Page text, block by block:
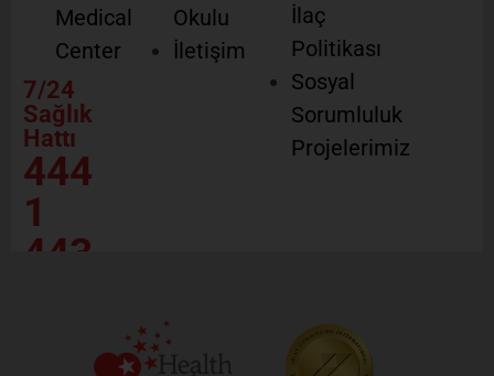
Medical
Center
7/24
Sağlık
Hattı
444
1
443
Okulu
İletişim
İlaç
Politikası
Sosyal
Sorumluluk
Projelerimiz